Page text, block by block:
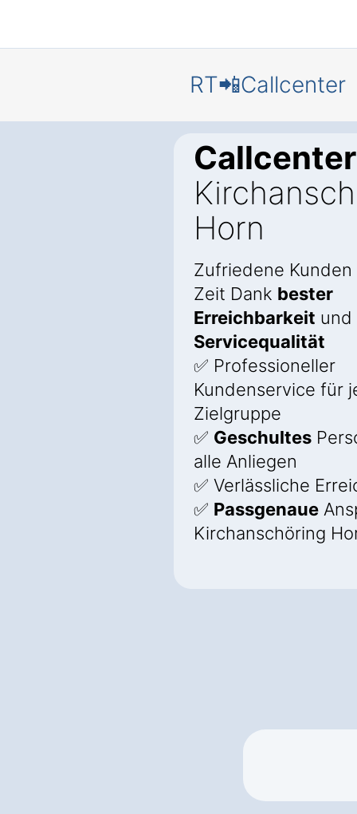
RT📲Callcenter
Callcenter
Horn
Zufriedene
Zeit Dank bester
Erreichbarkeit und
Servicequalität
✅ Professioneller
Kundenservice für
Zielgruppe
✅ Geschultes
alle Anliegen
✅ Verlässliche
✅ Passgenaue
Kirchanschöring